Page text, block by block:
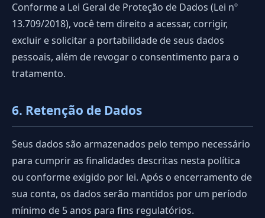
Conforme a Lei Geral de Proteção de Dados (Lei nº
13.709/2018), você tem direito a acessar, corrigir,
excluir e solicitar a portabilidade de seus dados
pessoais, além de revogar o consentimento para o
tratamento.
6. Retenção de Dados
Seus dados são armazenados pelo tempo necessário
para cumprir as finalidades descritas nesta política
ou conforme exigido por lei. Após o encerramento de
sua conta, os dados serão mantidos por um período
mínimo de 5 anos para fins regulatórios.